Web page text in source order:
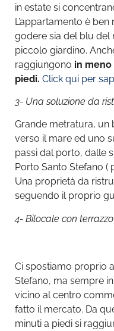
in estate si
L’appartamento è
godere sia del blu del
piccolo giardino.
raggiungono in meno
piedi. Click qui per
3- Una soluzione da
Grande metratura, un
verso il mare ed uno
passi dal porto, dalle
Porto Santo Stefano (
Una proprietà da
seguendo il proprio
4- Bilocale con
Ci spostiamo proprio
Stefano, ma sempre
vicino al centro
fatto il mercato. Da
minuti a piedi si